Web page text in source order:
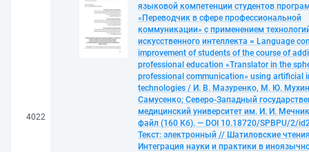
4022
языковой компетенции студентов
«Переводчик в сфере профессиональной
коммуникации» с применением
искусственного интеллекта = Language
improvement of students of the course of
professional education «Translator in the
professional communication» using artificial
technologies / И. В. Мазуренко, М. Ю.
Самусенко; Северо-Западный
медицинский университет им. И. И.
файл (160 Кб). — DOI 10.18720/SPBPU/2/
Текст: электронный // Шатиловские
Интеграция науки и практики в